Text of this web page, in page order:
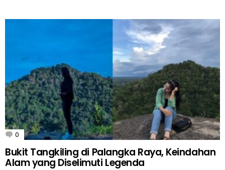
0 Comments
Bukit Tangkiling di Palangka Raya, Keindahan
Alam yang Diselimuti Legenda